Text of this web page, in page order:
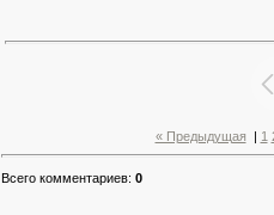
« Предыдущая 1
Всего комментариев: 0